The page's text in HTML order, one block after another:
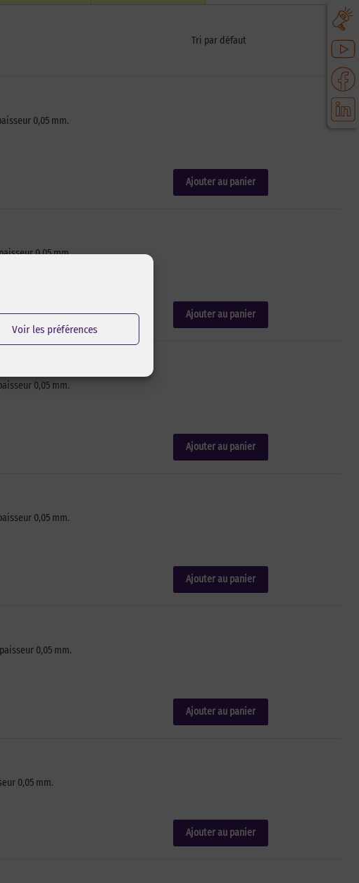
Voir les préférences
0,05 mm.
Ajouter au panier
0,05 mm.
Ajouter au panier
0,05 mm.
Ajouter au panier
0,05 mm.
Ajouter au panier
0,05 mm.
Ajouter au panier
0,05 mm.
Ajouter au panier